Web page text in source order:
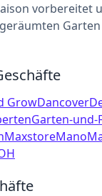
vorbereitet
GrowDancover
Garten-und-
Maxstore